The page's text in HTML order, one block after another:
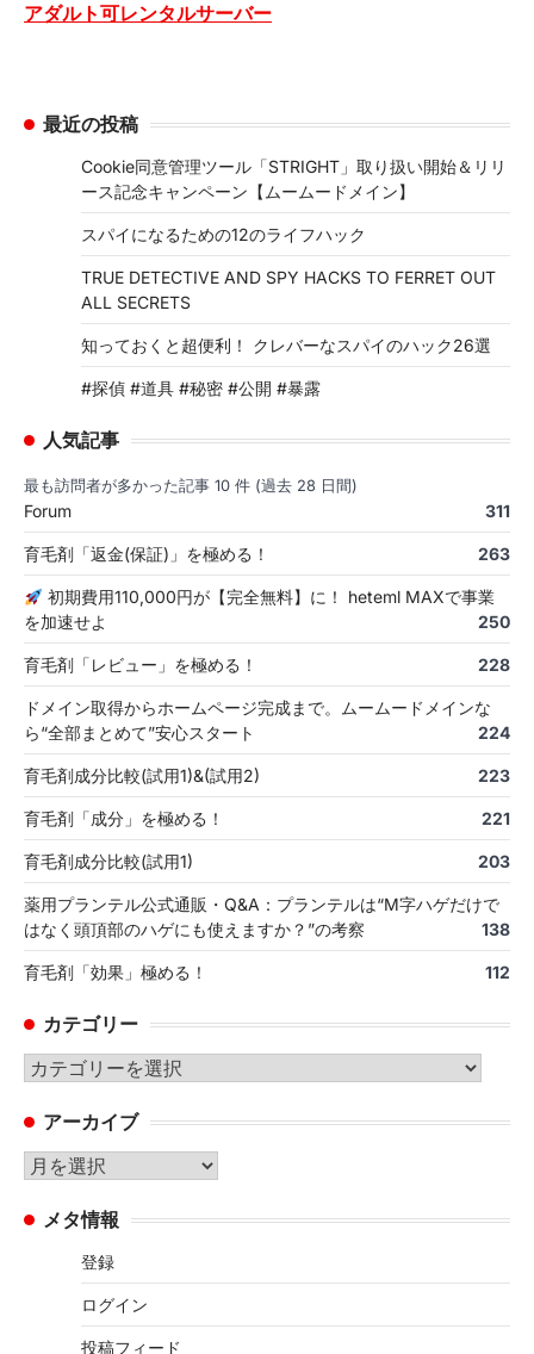
アダルト可レンタルサーバー
最近の投稿
Cookie同意管理ツール「STRIGHT」取り扱い開始＆リリ
ース記念キャンペーン【ムームードメイン】
スパイになるための12のライフハック
TRUE DETECTIVE AND SPY HACKS TO FERRET OUT
ALL SECRETS
知っておくと超便利！ クレバーなスパイのハック26選
#探偵 #道具 #秘密 #公開 #暴露
人気記事
最も訪問者が多かった記事 10 件 (過去 28 日間)
Forum 311
育毛剤「返金(保証)」を極める！ 263
初期費用110,000円が【完全無料】に！ heteml MAXで事業
を加速せよ
250
育毛剤「レビュー」を極める！ 228
ドメイン取得からホームページ完成まで。ムームードメインな
ら“全部まとめて”安心スタート
224
育毛剤成分比較(試用1)&(試用2) 223
育毛剤「成分」を極める！ 221
育毛剤成分比較(試用1) 203
薬用プランテル公式通販・Q&A：プランテルは“M字ハゲだけで
はなく頭頂部のハゲにも使えますか？”の考察
138
育毛剤「効果」極める！ 112
カテゴリー
カ
ゴ
リ
ー
アーカイブ
ア
カ メタ情報
登録
ログイン
投稿フィード